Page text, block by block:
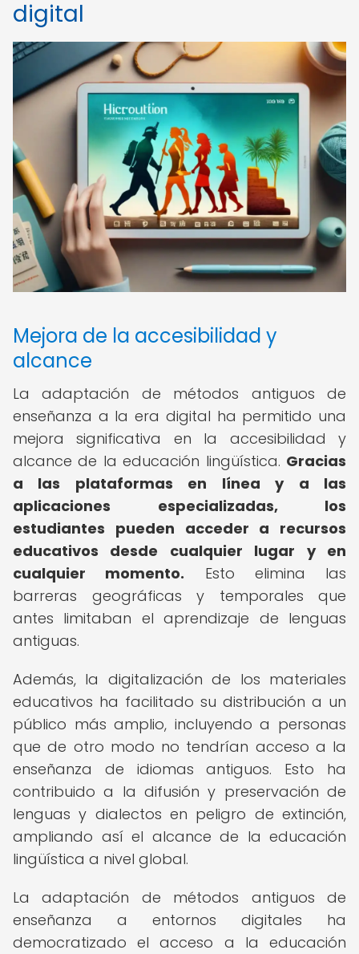
digital
Mejora de la accesibilidad y
alcance
La adaptación de métodos antiguos de
enseñanza a la era digital ha permitido una
mejora significativa en la accesibilidad y
alcance de la educación lingüística. Gracias
a las plataformas en línea y a las
aplicaciones especializadas, los
estudiantes pueden acceder a recursos
educativos desde cualquier lugar y en
cualquier momento. Esto elimina las
barreras geográficas y temporales que
antes limitaban el aprendizaje de lenguas
antiguas.
Además, la digitalización de los materiales
educativos ha facilitado su distribución a un
público más amplio, incluyendo a personas
que de otro modo no tendrían acceso a la
enseñanza de idiomas antiguos. Esto ha
contribuido a la difusión y preservación de
lenguas y dialectos en peligro de extinción,
ampliando así el alcance de la educación
lingüística a nivel global.
La adaptación de métodos antiguos de
enseñanza a entornos digitales ha
democratizado el acceso a la educación